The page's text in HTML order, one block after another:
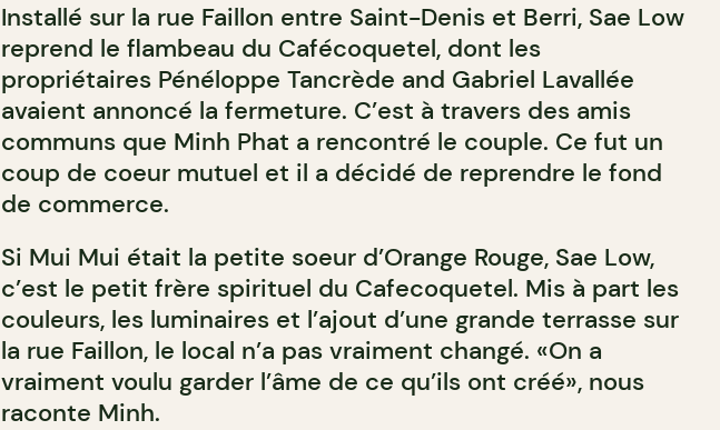
Installé sur la rue Faillon entre Saint-Denis et Berri, Sae Low
reprend le flambeau du Cafécoquetel, dont les
propriétaires Pénéloppe Tancrède and Gabriel Lavallée
avaient annoncé la fermeture. C’est à travers des amis
communs que Minh Phat a rencontré le couple. Ce fut un
coup de coeur mutuel et il a décidé de reprendre le fond
de commerce.
Si Mui Mui était la petite soeur d’Orange Rouge, Sae Low,
c’est le petit frère spirituel du Cafecoquetel. Mis à part les
couleurs, les luminaires et l’ajout d’une grande terrasse sur
la rue Faillon, le local n’a pas vraiment changé. «On a
vraiment voulu garder l’âme de ce qu’ils ont créé», nous
raconte Minh.